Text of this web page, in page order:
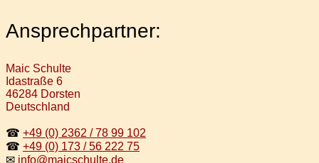
Ansprechpartner:
Maic Schulte
Idastraße 6
46284 Dorsten
Deutschland
☎ +49 (0) 2362 / 78 99 102
☎ +49 (0) 173 / 56 222 75
✉ info@maicschulte.de